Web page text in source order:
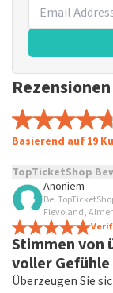
Basierend auf 19
TopTicketShop
TopTicketShop
Es ist nicht
keine Tickets bei
beleidigender
nicht
Bewertung
Anoniem
Bei
Flevoland,
Stimmen von
voller Gefühle
Überzeugen Sie